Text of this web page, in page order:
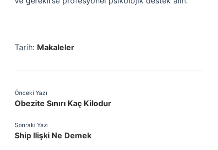
Tarih: Makaleler
Önceki Yazı
Obezite Sınırı Kaç Kilodur
Sonraki Yazı
Ship Ilişki Ne Demek